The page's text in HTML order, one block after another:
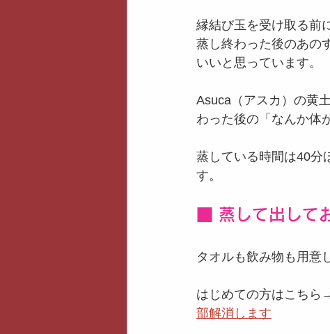
縁結び玉を受け取る前
蒸し終わった後のあの
いいと思っています。
Asuca（アスカ）の黄
わった後の「なんか体
蒸している時間は40分
す。
■ 蒸して出して
タオルも飲み物も用意
はじめての方はこちら
部解消します